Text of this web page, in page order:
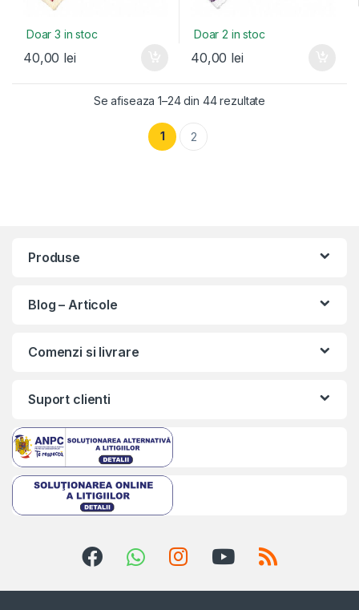
Doar 3 in stoc
40,00 lei
Doar 2 in stoc
40,00 lei
Se afiseaza 1–24 din 44 rezultate
1 2
Produse
Blog – Articole
Comenzi si livrare
Suport clienti